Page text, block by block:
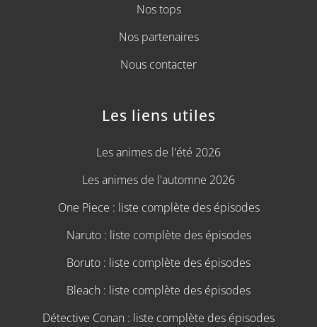
Nos tops
Nos partenaires
Nous contacter
Les liens utiles
Les animes de l'été 2026
Les animes de l'automne 2026
One Piece : liste complète des épisodes
Naruto : liste complète des épisodes
Boruto : liste complète des épisodes
Bleach : liste complète des épisodes
Détective Conan : liste complète des épisodes